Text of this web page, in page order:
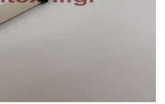
Είσοδος Πελατών